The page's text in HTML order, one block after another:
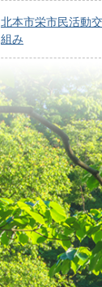
北本市栄市民活動
組み